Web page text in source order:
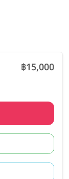
฿15,000